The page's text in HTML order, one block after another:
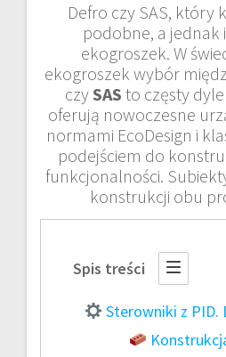
Defro czy SAS, który
podobne, a jednak
ekogroszek. W
ekogroszek wybór
czySAS to częsty
oferują nowoczesne
normami EcoDesign i
podejściem do
funkcjonalności.
konstrukcji obu
Spis treści
Sterowniki z PID.